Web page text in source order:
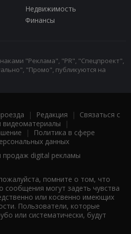
Недвижимость
Финансы
"Реклама", "PR", "Спецпроект",
"Промо", публикуются на
| Редакция | Связаться с
видеоматериалы |
|
Политика в сфере
данных
продаж digital рекламы
помните о том, что
сообщения могут задеть чувства
или косвенно имеющих
Пользователи, которые
или систематически, будут